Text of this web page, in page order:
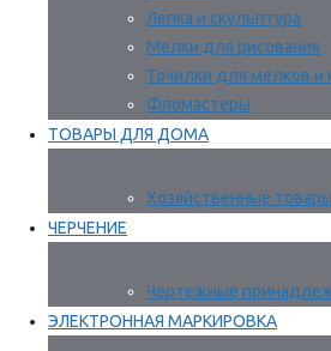
Лепка и скульптура
Мелки для рисования
Точилки для мелков и
Фломастеры
ТОВАРЫ ДЛЯ ДОМА
Хозяйственные товары
ЧЕРЧЕНИЕ
Чертежные
ЭЛЕКТРОННАЯ МАРКИРОВКА